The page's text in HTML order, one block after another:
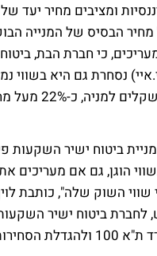
מעל מחיר הבסיס של המנייה
כי חברת הבת,
נסחרת גם היא בשווי
אותה בכ-4
ביטוח ישיר השקעות
הוגן, גם אם מעריכים
שווי השוק שלה", כותבת
ביטוח ישיר השקעות
הסחירות".